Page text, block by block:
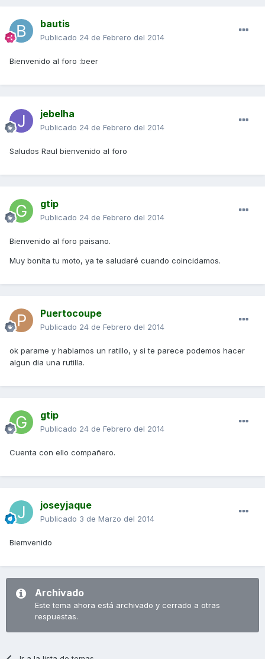
bautis
Publicado 24 de Febrero del 2014
Bienvenido al foro :beer
jebelha
Publicado 24 de Febrero del 2014
Saludos Raul bienvenido al foro
gtip
Publicado 24 de Febrero del 2014
Bienvenido al foro paisano.
Muy bonita tu moto, ya te saludaré cuando coincidamos.
Puertocoupe
Publicado 24 de Febrero del 2014
ok parame y hablamos un ratillo, y si te parece podemos hacer
algun dia una rutilla.
gtip
Publicado 24 de Febrero del 2014
Cuenta con ello compañero.
joseyjaque
Publicado 3 de Marzo del 2014
Biemvenido
Archivado
Este tema ahora está archivado y cerrado a otras
respuestas.